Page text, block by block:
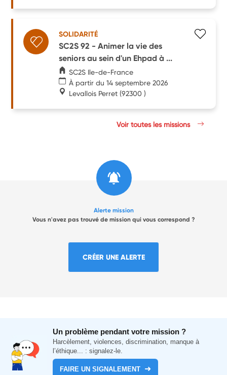
SOLIDARITÉ
SC2S 92 - Animer la vie des
seniors au sein d'un Ehpad à ...
SC2S Ile-de-France
À partir du 14 septembre 2026
Levallois Perret (92300 )
Voir toutes les missions
Alerte mission
Vous n'avez pas trouvé de mission qui vous correspond ?
CRÉER UNE ALERTE
Un problème pendant votre mission ?
Harcèlement, violences, discrimination, manque à
l’éthique... : signalez-le.
FAIRE UN SIGNALEMENT